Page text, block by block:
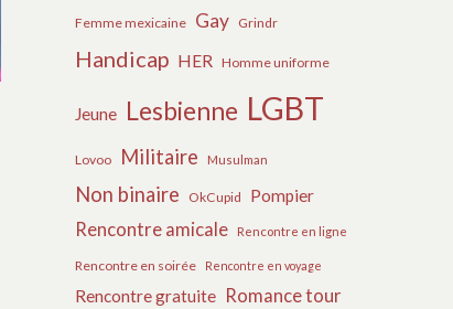
Femme mexicaine Gay Grindr
Handicap HER Homme uniforme
Jeune Lesbienne LGBT
Lovoo Militaire Musulman
Non binaire OkCupid Pompier
Rencontre amicale Rencontre en ligne
Rencontre en soirée Rencontre en voyage
Rencontre gratuite Romance tour